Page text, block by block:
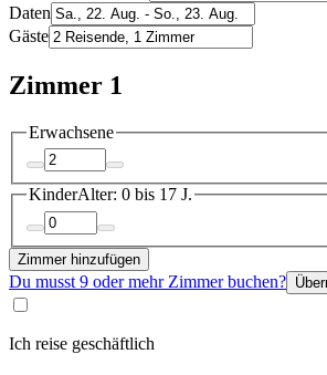
Daten
Gäste
Zimmer 1
Erwachsene
KinderAlter: 0 bis 17 J.
Zimmer hinzufügen
Du musst 9 oder mehr Zimmer buchen?
Ich reise geschäftlich